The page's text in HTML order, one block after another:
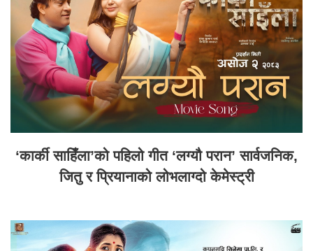
‘कार्की साहिँला’को पहिलो गीत ‘लग्यौ परान’ सार्वजनिक,
जितु र प्रियानाको लोभलाग्दो केमेस्ट्री